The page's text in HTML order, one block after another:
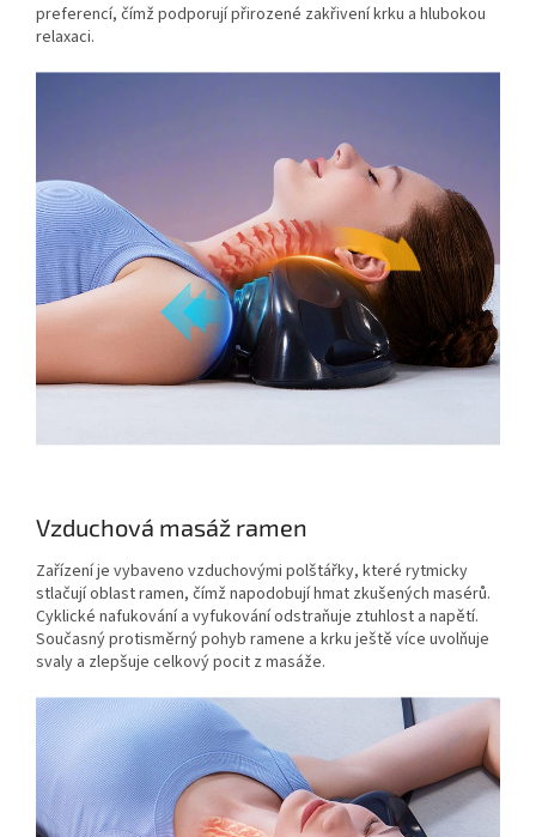
preferencí, čímž podporují přirozené zakřivení krku a hlubokou
relaxaci.
Vzduchová masáž ramen
Zařízení je vybaveno vzduchovými polštářky, které rytmicky
stlačují oblast ramen, čímž napodobují hmat zkušených masérů.
Cyklické nafukování a vyfukování odstraňuje ztuhlost a napětí.
Současný protisměrný pohyb ramene a krku ještě více uvolňuje
svaly a zlepšuje celkový pocit z masáže.